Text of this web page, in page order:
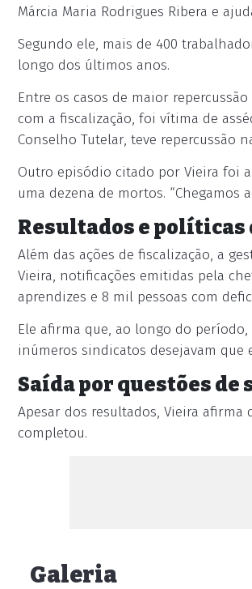
Márcia Maria Rodrigues Ribera e
Segundo ele, mais de 400
longo dos últimos anos.
Entre os casos de maior
com a fiscalização, foi vítima de
Conselho Tutelar, teve repercussão
Outro episódio citado por Vieira foi a
uma dezena de mortos. “Chegamos
Resultados e políticas
Além das ações de fiscalização, a
Vieira, notificações emitidas pela
aprendizes e 8 mil pessoas com
Ele afirma que, ao longo do
inúmeros sindicatos desejavam que
Saída por questões de
Apesar dos resultados, Vieira afirma
completou.
Galeria